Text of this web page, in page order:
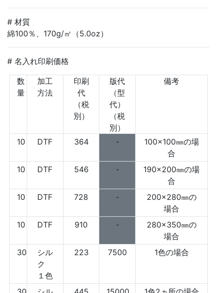
# 材質
綿100％、170g/㎡（5.0oz）
# 名入れ印刷価格
数
量
加工
方法
印刷
代
（税
別）
版代
（型
代）
（税
別）
備考
10 DTF 364 -
100×100㎜の場
合
10
DTF 546 -
190×200㎜の場
合
10
DTF 728 -
200×280㎜の
場合
10
DTF 910 -
280×350㎜の
場合
30
シル
ク
１色
223 7500 1色の場合